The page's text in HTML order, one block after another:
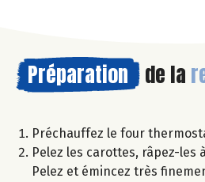
Préparation de la
Préchauffez le four
Pelez les carottes, râpez-les
Pelez et émincez très